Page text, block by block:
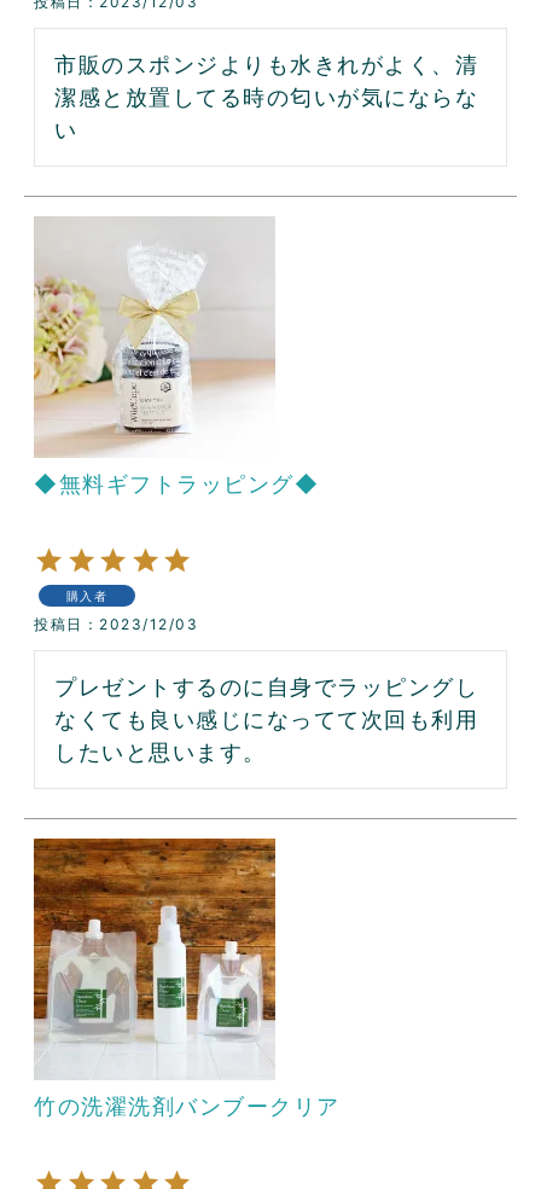
市販のスポンジよりも水きれがよく、清
潔感と放置してる時の匂いが気にならな
い
◆無料ギフトラッピング◆
購入者
投稿日 2023/12/03
プレゼントするのに自身でラッピングし
なくても良い感じになってて次回も利用
したいと思います。
竹の洗濯洗剤バンブークリア